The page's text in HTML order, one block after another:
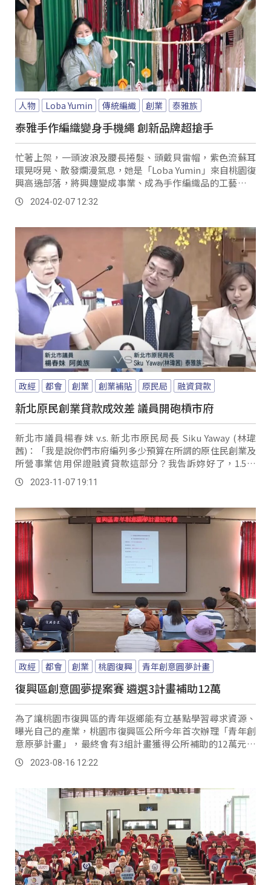
人物 Loba Yumin 傳統編織 創業 泰雅族
泰雅手作編織變身手機繩 創新品牌超搶手
忙著上架，一頭波浪及腰長捲髮、頭戴貝雷帽，紫色流蘇耳
環晃呀晃、散發爛漫氣息，她是「Loba Yumin」來自桃園復
興高遶部落，將興趣變成事業、成為手作編織品的工藝師，
全身上下的服飾配件中，紅藍白相間的花花手機掛繩引人注
目。2024-02-07 12:32
政經 都會 創業 創業補貼 原民局 融資貸款
新北原民創業貸款成效差 議員開砲槓市府
新北市議員楊春妹 v.s. 新北市原民局長 Siku Yaway (林瑋
茜)：「我是說你們市府編列多少預算在所謂的原住民創業及
所營事業信用保證融資貸款這部分？我告訴妳好了，1.5億
(預算)。
2023-11-07 19:11
政經 都會 創業 桃園復興 青年創意圓夢計畫
復興區創意圓夢提案賽 遴選3計畫補助12萬
為了讓桃園市復興區的青年返鄉能有立基點學習尋求資源、
曝光自己的產業，桃園市復興區公所今年首次辦理「青年創
意原夢計畫」，最終會有3組計畫獲得公所補助的12萬元，
並能與台灣知名的群眾募資平台進行合作，因此也吸引各行
各業的族人關心。
2023-08-16 12:22